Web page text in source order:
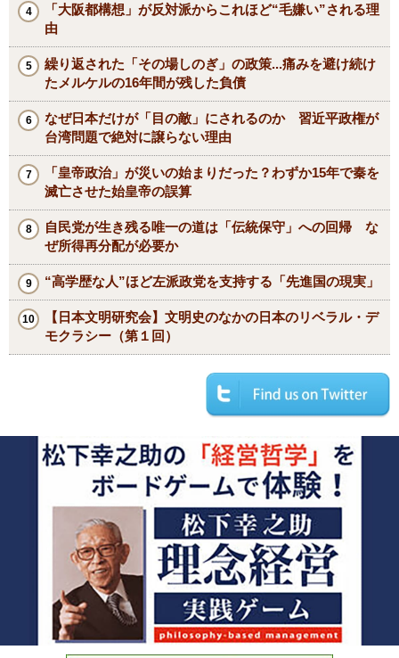
「大阪都構想」が反対派からこれほど“毛嫌い”される理
由
繰り返された「その場しのぎ」の政策...痛みを避け続け
たメルケルの16年間が残した負債
なぜ日本だけが「目の敵」にされるのか 習近平政権が
台湾問題で絶対に譲らない理由
「皇帝政治」が災いの始まりだった？わずか15年で秦を
滅亡させた始皇帝の誤算
自民党が生き残る唯一の道は「伝統保守」への回帰 な
ぜ所得再分配が必要か
“高学歴な人”ほど左派政党を支持する「先進国の現実」
【日本文明研究会】文明史のなかの日本のリベラル・デ
モクラシー（第１回）